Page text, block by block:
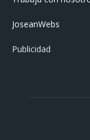
JoseanWebs
Publicidad